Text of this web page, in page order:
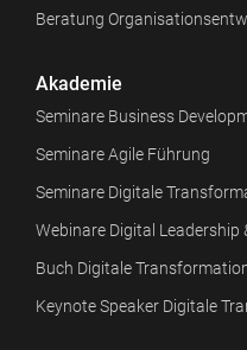
Beratung
Akademie
Seminare Business
Seminare Agile Führung
Seminare Digitale
Webinare Digital Leadership
Buch Digitale
Keynote Speaker Digitale